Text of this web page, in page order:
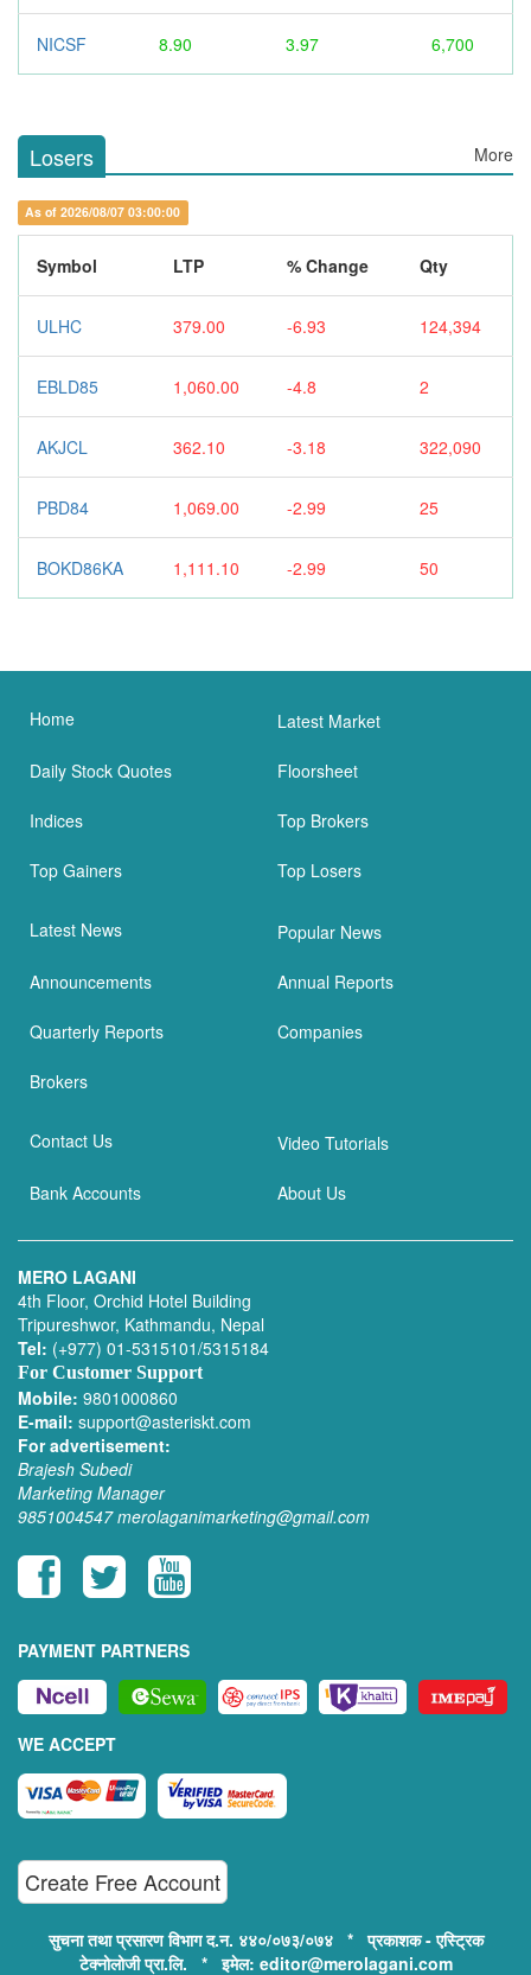
NICSF 8.90 3.97 6,700
Losers More
As of 2026/08/07 03:00:00
Symbol LTP % Change Qty
ULHC 379.00 -6.93 124,394
EBLD85 1,060.00 -4.8 2
AKJCL 362.10 -3.18 322,090
PBD84 1,069.00 -2.99 25
BOKD86KA 1,111.10 -2.99 50
Home Latest Market
Daily Stock Quotes Floorsheet
Indices Top Brokers
Top Gainers Top Losers
Latest News Popular News
Announcements Annual Reports
Quarterly Reports Companies
Brokers
Contact Us Video Tutorials
Bank Accounts About Us
MERO LAGANI
4th Floor, Orchid Hotel Building
Tripureshwor, Kathmandu, Nepal
Tel: (+977) 01-5315101/5315184
For Customer Support
Mobile: 9801000860
E-mail: support@asteriskt.com
For advertisement:
Brajesh Subedi
Marketing Manager
9851004547 merolaganimarketing@gmail.com
PAYMENT PARTNERS
WE ACCEPT
Create Free Account
सुचना तथा प्रसारण विभाग द.न. ४४०/०७३/०७४ * प्रकाशक - एस्ट्रिक
टेक्नोलोजी प्रा.लि. * इमेल: editor@merolagani.com